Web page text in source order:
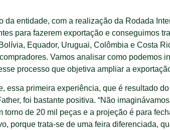
entidade, com a realização da Rodada
para fazerem exportação e conseguimos
Equador, Uruguai, Colômbia e Costa
Vamos analisar como podemos
processo que objetiva ampliar a
essa primeira experiência, que é resultado
foi bastante positiva. “Não
de 20 mil peças e a projeção é para
porque trata-se de uma feira diferenciada,